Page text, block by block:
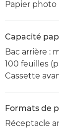
Papier photo
Capacité
Bac arrière :
100 feuilles
Cassette
Formats de
Réceptacle